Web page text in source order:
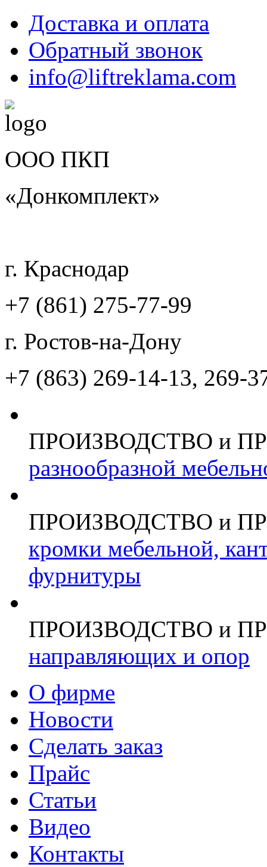
Доставка и оплата
Обратный звонок
info@liftreklama.com
ООО ПКП
«Донкомплект»
г. Краснодар
+7 (861) 275-77-99
г. Ростов-на-Дону
+7 (863) 269-14-13, 269-
ПРОИЗВОДСТВО и
разнообразной
ПРОИЗВОДСТВО и
кромки мебельной,
фурнитуры
ПРОИЗВОДСТВО и
направляющих и опор
О фирме
Новости
Сделать заказ
Прайс
Статьи
Видео
Контакты